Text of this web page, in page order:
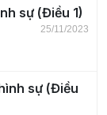
sự (Điều 1)
25/11/2023
sự (Điều